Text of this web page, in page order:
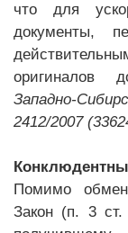
что для
документы,
оригиналов
Западно-
2412/2007
Помимо
Закон (п. 3